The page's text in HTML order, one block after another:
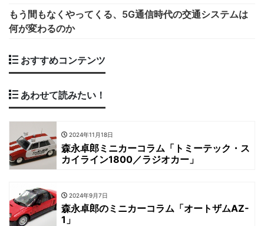
もう間もなくやってくる、5G通信時代の交通システムは
何が変わるのか
おすすめコンテンツ
あわせて読みたい！
2024年11月18日
森永卓郎ミニカーコラム「トミーテック・ス
カイライン1800／ラジオカー」
2024年9月7日
森永卓郎のミニカーコラム「オートザムAZ-
1」